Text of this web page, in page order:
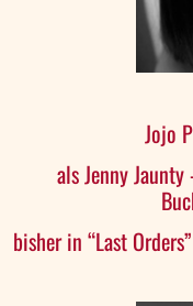
Jojo
als Jenny
bisher in “Last